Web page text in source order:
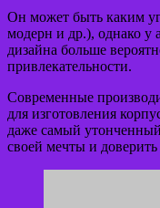
Он может быть каким
модерн и др.), однако у
дизайна больше
привлекательности.
Современные
для изготовления
даже самый
своей мечты и